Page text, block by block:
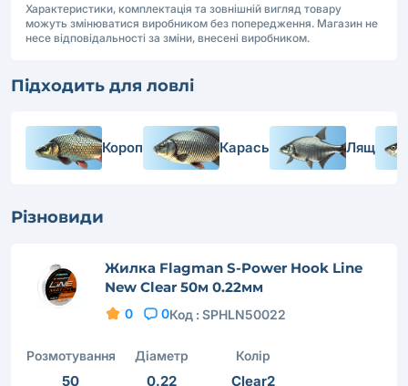
Характеристики, комплектація та зовнішній вигляд товару
можуть змінюватися виробником без попередження. Магазин не
несе відповідальності за зміни, внесені виробником.
Підходить для ловлі
Короп Карась Лящ
Різновиди
Жилка Flagman S-Power Hook Line
New Clear 50м 0.22мм
0 0Код : SPHLN50022
Розмотування
50
Діаметр
0.22
Колір
Clear2